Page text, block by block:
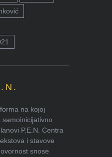
na kojoj
P.E.N. Centra
i stavove
snose